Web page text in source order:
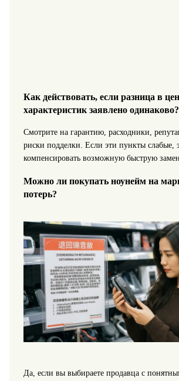
Как действовать, если разница в
характеристик заявлено одинаково?
Смотрите на гарантию, расходники,
риски подделки. Если эти пункты слабые,
компенсировать возможную быструю
Можно ли покупать ноунейм на
потерь?
Да, если вы выбираете продавца с